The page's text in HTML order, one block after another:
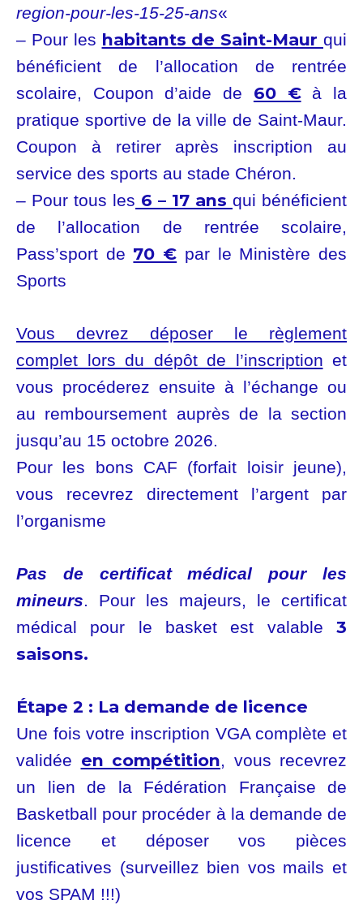
region-pour-les-15-25-ans«
– Pour les habitants de Saint-Maur qui
bénéficient de l’allocation de rentrée
scolaire, Coupon d’aide de 60 €à la
pratique sportive de la ville de Saint-Maur.
Coupon à retirer après inscription au
service des sports au stade Chéron.
– Pour tous les 6 – 17 ans qui bénéficient
de l’allocation de rentrée scolaire,
Pass’sport de 70 € par le Ministère des
Sports
Vous devrez déposer le règlement
complet lors du dépôt de l’inscription et
vous procéderez ensuite à l’échange ou
au remboursement auprès de la section
jusqu’au 15 octobre 2026.
Pour les bons CAF (forfait loisir jeune),
vous recevrez directement l’argent par
l’organisme
Pas de certificat médical pour les
mineurs. Pour les majeurs, le certificat
médical pour le basket est valable 3
saisons.
Étape 2 : La demande de licence
Une fois votre inscription VGA complète et
validée en compétition, vous recevrez
un lien de la Fédération Française de
Basketball pour procéder à la demande de
licence et déposer vos pièces
justificatives (surveillez bien vos mails et
vos SPAM !!!)